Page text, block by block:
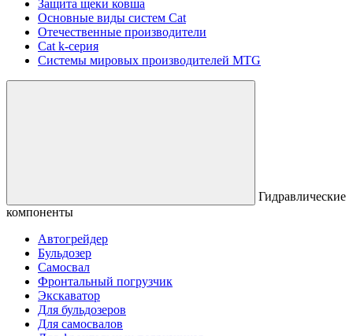
Защита щеки ковша
Основные виды систем Cat
Отечественные производители
Сat k-серия
Системы мировых производителей MTG
Гидравлические
компоненты
Автогрейдер
Бульдозер
Самосвал
Фронтальный погрузчик
Экскаватор
Для бульдозеров
Для самосвалов